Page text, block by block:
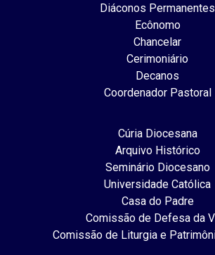
Diáconos Permanentes
Ecônomo
Chancelar
Cerimoniário
Decanos
Coordenador Pastoral
Cúria Diocesana
Arquivo Histórico
Seminário Diocesano
Universidade Católica
Casa do Padre
Comissão de Defesa da
Comissão de Liturgia e